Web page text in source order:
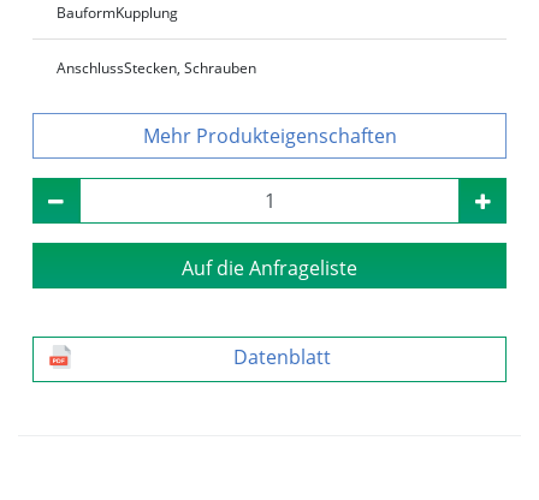
BauformKupplung
AnschlussStecken, Schrauben
Produkteigenschaften
Auf die Anfrageliste
Datenblatt